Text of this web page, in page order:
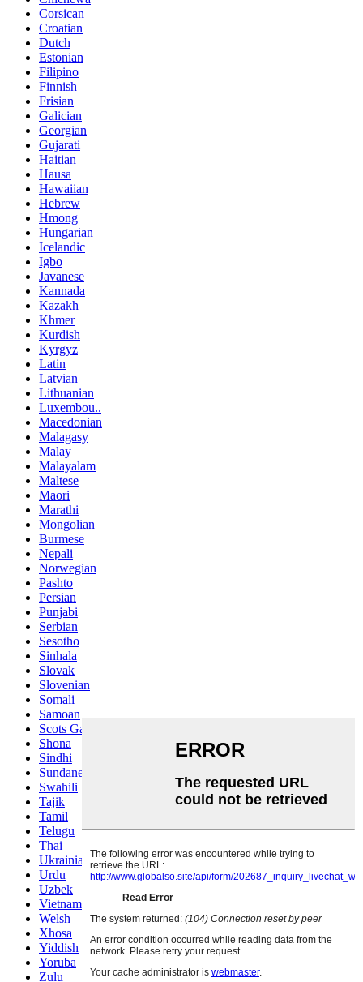
Corsican
Croatian
Dutch
Estonian
Filipino
Finnish
Frisian
Galician
Georgian
Gujarati
Haitian
Hausa
Hawaiian
Hebrew
Hmong
Hungarian
Icelandic
Igbo
Javanese
Kannada
Kazakh
Khmer
Kurdish
Kyrgyz
Latin
Latvian
Lithuanian
Luxembou..
Macedonian
Malagasy
Malay
Malayalam
Maltese
Maori
Marathi
Mongolian
Burmese
Nepali
Norwegian
Pashto
Persian
Punjabi
Serbian
Sesotho
Sinhala
Slovak
Slovenian
Somali
Samoan
Scots Gaelic
Shona
Sindhi
Sundanese
Swahili
Tajik
Tamil
Telugu
Thai
Ukrainian
Urdu
Uzbek
Vietnamese
Welsh
Xhosa
Yiddish
Yoruba
Zulu